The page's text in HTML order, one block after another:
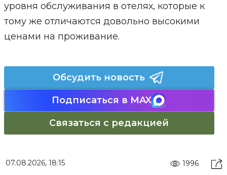
уровня обслуживания в отелях, которые к
тому же отличаются довольно высокими
ценами на проживание.
Обсудить новость
Подписаться в MAX
Связаться с редакцией
07.08.2026, 18:15 1996